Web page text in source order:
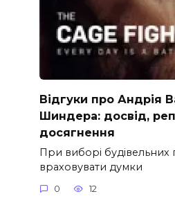
Відгуки про Андрія
Шиндера: досвід,
досягнення
При виборі будівельних
враховувати думки
0 12